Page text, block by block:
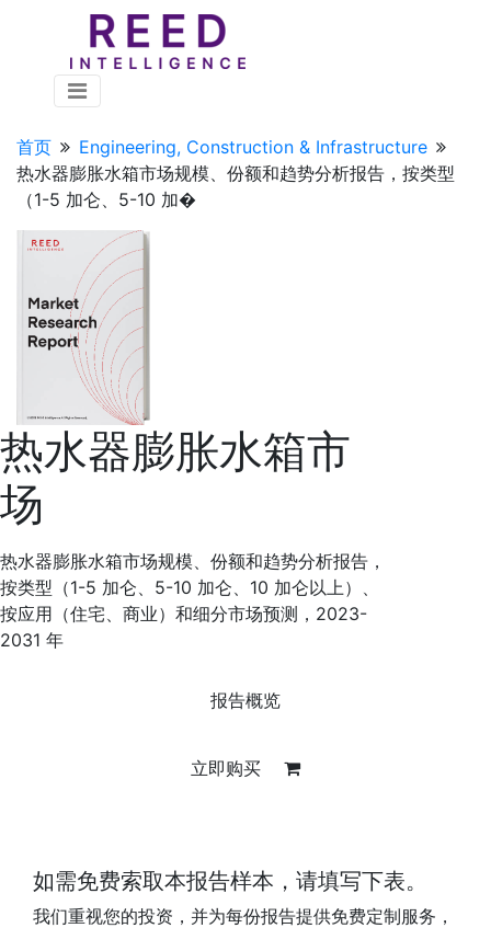
首页
Engineering, Construction & Infrastructure
热水器膨胀水箱市场规模、份额和趋势分析报告，按类型
（1-5 加仑、5-10 加�
热水器膨胀水箱市
场
热水器膨胀水箱市场规模、份额和趋势分析报告，
按类型（1-5 加仑、5-10 加仑、10 加仑以上）、
按应用（住宅、商业）和细分市场预测，2023-
2031 年
报告概览
立即购买
如需免费索取本报告样本，请填写下表。
我们重视您的投资，并为每份报告提供免费定制服务，